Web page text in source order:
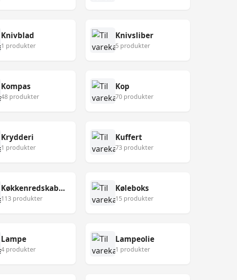
Knivblad
1 produkter
Knivsliber
5 produkter
Kompas
48 produkter
Kop
70 produkter
Krydderi
1 produkter
Kuffert
73 produkter
Køkkenredskaber
113 produkter
Køleboks
15 produkter
Lampe
4 produkter
Lampeolie
1 produkter